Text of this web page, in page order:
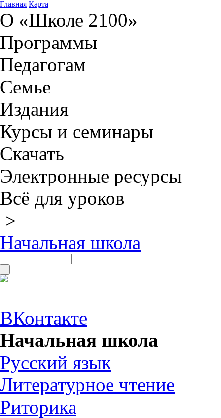
Главная Карта
О «Школе 2100»
Программы
Педагогам
Семье
Издания
Курсы и семинары
Скачать
Электронные ресурсы
Всё для уроков
>
Начальная школа
ВКонтакте
Начальная школа
Русский язык
Литературное чтение
Риторика